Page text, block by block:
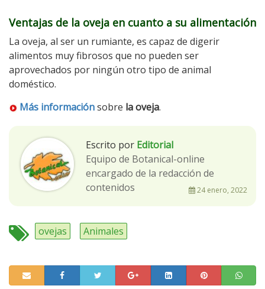
Ventajas de la oveja en cuanto a su alimentación
La oveja, al ser un rumiante, es capaz de digerir
alimentos muy fibrosos que no pueden ser
aprovechados por ningún otro tipo de animal
doméstico.
Más informaciónsobre la oveja.
Escrito por Editorial
Equipo de Botanical-online
encargado de la redacción de
contenidos
24 enero, 2022
ovejas Animales